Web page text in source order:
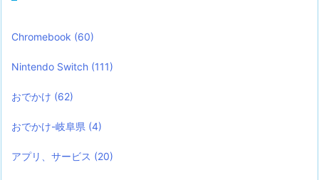
Chromebook (60)
Nintendo Switch (111)
おでかけ (62)
おでかけ-岐阜県 (4)
アプリ、サービス (20)